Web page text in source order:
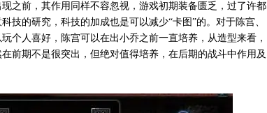
之前，其作用同样不容忽视，游戏初期装备匮乏，过了许都
技的研究，科技的加成也是可以减少“卡图”的。对于陈宫、
个人喜好，陈宫可以在出小乔之前一直培养，从造型来看，
前期不是很突出，但绝对值得培养，在后期的战斗中作用及